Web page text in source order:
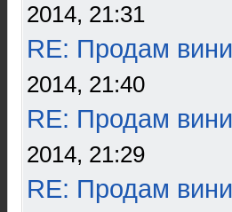
2014, 21:31
RE: Продам
2014, 21:40
RE: Продам
2014, 21:29
RE: Продам